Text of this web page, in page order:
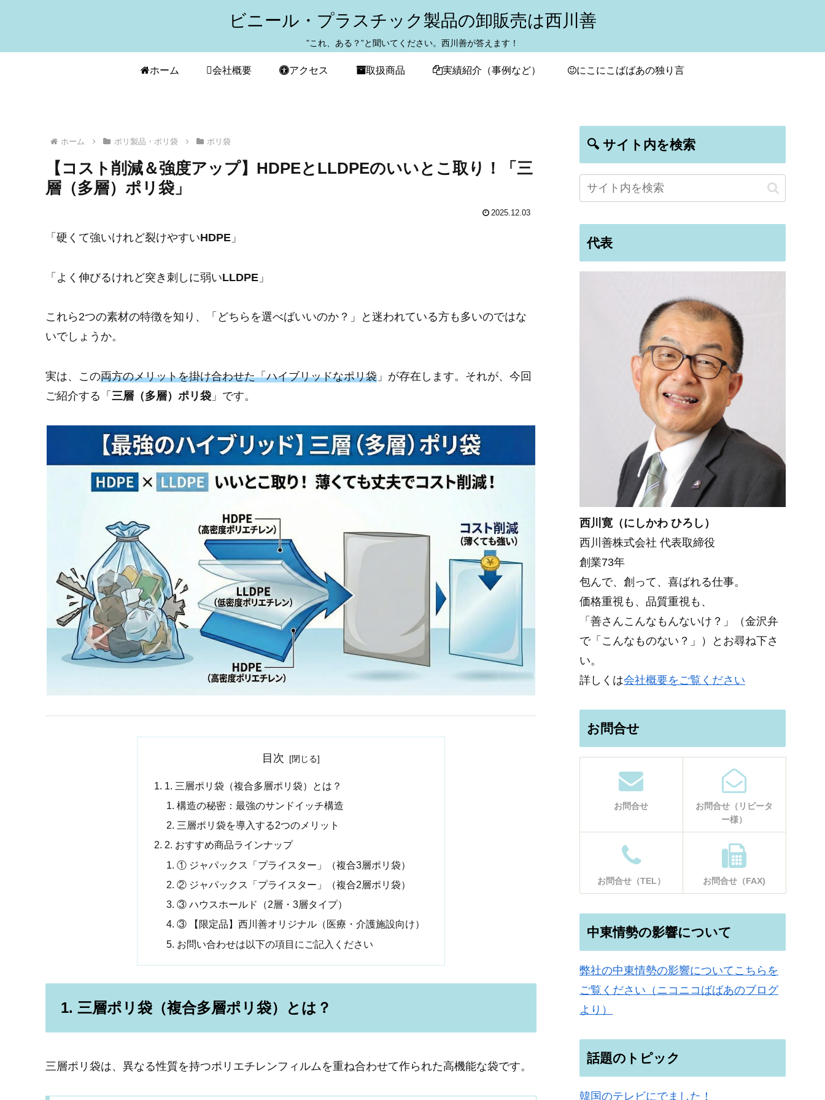
ビニール・プラスチック製品の卸販売は西川善
”これ、ある？”と聞いてください。西川善が答えます！
ホーム 会社概要 アクセス 取扱商品 実績紹介（事例など） にこにこばばあの独り言
ホーム ポリ製品・ポリ袋 ポリ袋
【コスト削減＆強度アップ】HDPEとLLDPEのいいとこ取り！「三
層（多層）ポリ袋」
2025.12.03
「硬くて強いけれど裂けやすいHDPE 」
「よく伸びるけれど突き刺しに弱いLLDPE 」
これら2つの素材の特徴を知り、「どちらを選べばいいのか？」と迷われている方も多いのではな
いでしょうか。
実は、この両方のメリットを掛け合わせた「ハイブリッドなポリ袋 」が存在します。それが、今回
ご紹介する「 三層（多層）ポリ袋 」です。
目次
1. 三層ポリ袋（複合多層ポリ袋）とは？
構造の秘密：最強のサンドイッチ構造
三層ポリ袋を導入する2つのメリット
2. おすすめ商品ラインナップ
① ジャパックス「プライスター」（複合3層ポリ袋）
② ジャパックス「プライスター」（複合2層ポリ袋）
③ ハウスホールド（2層・3層タイプ）
③ 【限定品】西川善オリジナル（医療・介護施設向け）
お問い合わせは以下の項目にご記入ください
1. 三層ポリ袋（複合多層ポリ袋）とは？
三層ポリ袋は、異なる性質を持つポリエチレンフィルムを重ね合わせて作られた高機能な袋です。
🔍 サイト内を検索
代表
西川寛（にしかわ ひろし）
西川善株式会社 代表取締役
創業73年
包んで、創って、喜ばれる仕事。
価格重視も、品質重視も、
「善さんこんなもんないけ？」（金沢弁
で「こんなものない？」）とお尋ね下さ
い。
詳しくは会社概要をご覧ください
お問合せ
お問合せ
お問合せ（リピータ
ー様）
お問合せ（TEL） お問合せ（FAX)
中東情勢の影響について
弊社の中東情勢の影響についてこちらを
ご覧ください（ニコニコばばあのブログ
より）
話題のトピック
韓国のテレビにでました！